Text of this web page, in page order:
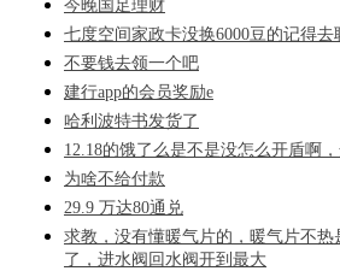
今晚国足理财
七度空间家政卡没换6000豆的记得去
不要钱去领一个吧
建行app的会员奖励e
哈利波特书发货了
12.18的饿了么是不是没怎么开盾啊
为啥不给付款
29.9 万达80通兑
求教，没有懂暖气片的，暖气片不
了，进水阀回水阀开到最大